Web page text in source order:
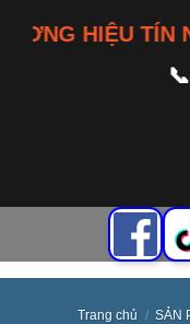
HIỆU TÍN
Trang chủ / SẢN